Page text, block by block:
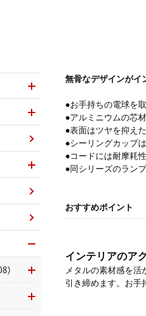
無骨なデザインがイ
●お手持ちの電球を
●アルミニウムの芯
●表面はツヤを抑え
●シーリングカップ
●コードには耐摩耗
●同シリーズのラン
おすすめポイント
インテリアのア
メタルの素材感を活
引き締めます。お手
）